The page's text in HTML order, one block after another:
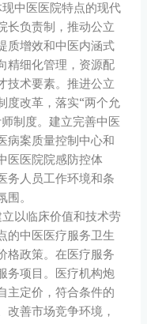
中医医院特点的现代
长负责制，推动公立
质增效和中医内涵式
精细化管理，资源配
技术要素。推进公立
度改革，落实“两个允
制度。建立完善中医
病案质量控制中心和
医医院院感防控体
务人员工作环境和条
。
立以临床价值和技术劳
的中医医疗服务卫生
格政策。在医疗服务
务项目。医疗机构炮
主定价，符合条件的
改善市场竞争环境，